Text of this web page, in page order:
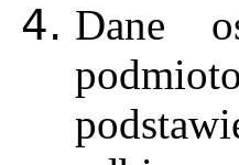
Dane